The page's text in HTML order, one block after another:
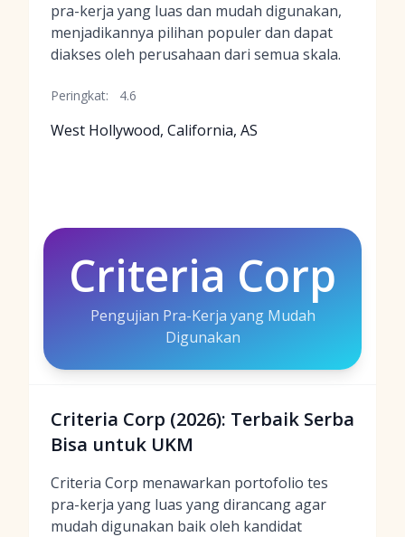
pra-kerja yang luas dan mudah digunakan,
menjadikannya pilihan populer dan dapat
diakses oleh perusahaan dari semua skala.
Peringkat: 4.6
West Hollywood, California, AS
Criteria Corp
Pengujian Pra-Kerja yang Mudah
Digunakan
Criteria Corp (2026): Terbaik Serba
Bisa untuk UKM
Criteria Corp menawarkan portofolio tes
pra-kerja yang luas yang dirancang agar
mudah digunakan baik oleh kandidat